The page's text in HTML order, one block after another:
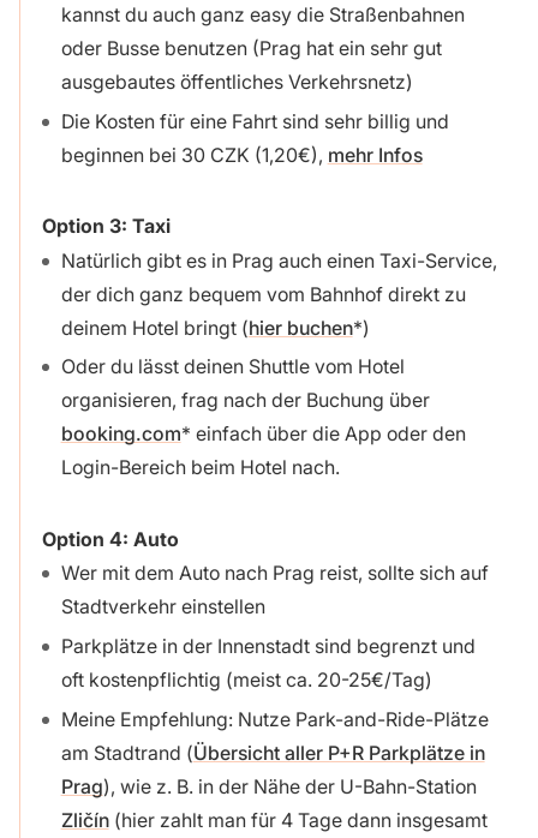
kannst du auch ganz easy die Straßenbahnen
oder Busse benutzen (Prag hat ein sehr gut
ausgebautes öffentliches Verkehrsnetz)
Die Kosten für eine Fahrt sind sehr billig und
beginnen bei 30 CZK (1,20€), mehr Infos
Option 3: Taxi
Natürlich gibt es in Prag auch einen Taxi-Service,
der dich ganz bequem vom Bahnhof direkt zu
deinem Hotel bringt (hier buchen )
Oder du lässt deinen Shuttle vom Hotel
organisieren, frag nach der Buchung über
booking.com
einfach über die App oder den
Login-Bereich beim Hotel nach.
Option 4: Auto
Wer mit dem Auto nach Prag reist, sollte sich auf
Stadtverkehr einstellen
Parkplätze in der Innenstadt sind begrenzt und
oft kostenpflichtig (meist ca. 20-25€/Tag)
Meine Empfehlung: Nutze Park-and-Ride-Plätze
am Stadtrand (Übersicht aller P+R Parkplätze in
Prag), wie z. B. in der Nähe der U-Bahn-Station
Zličín(hier zahlt man für 4 Tage dann insgesamt